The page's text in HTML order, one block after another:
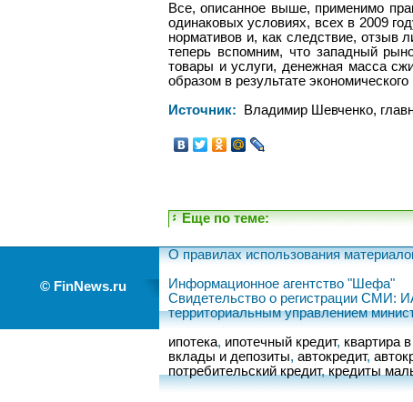
Все, описанное выше, применимо
одинаковых условиях, всех в 2009
нормативов и, как следствие, отзыв
теперь вспомним, что западный
товары и услуги, денежная масса
образом в результате
Источник: Владимир Шевченко,
Еще по теме:
© FinNews.ru
О правилах использования
Информационное агентство "Шефа"
Свидетельство о регистрации СМИ:
территориальным управлением
ипотека, ипотечный кредит, квартира
вклады и депозиты, автокредит,
потребительский кредит, кредиты